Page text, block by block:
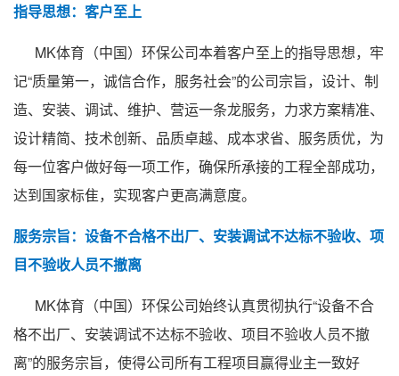
指导思想：客户至上
MK体育（中国）环保公司本着客户至上的指导思想，牢
记“质量第一，诚信合作，服务社会”的公司宗旨，设计、制
造、安装、调试、维护、营运一条龙服务，力求方案精准、
设计精简、技术创新、品质卓越、成本求省、服务质优，为
每一位客户做好每一项工作，确保所承接的工程全部成功，
达到国家标隹，实现客户更高满意度。
服务宗旨：设备不合格不出厂、安装调试不达标不验收、项
目不验收人员不撤离
MK体育（中国）环保公司始终认真贯彻执行“设备不合
格不出厂、安装调试不达标不验收、项目不验收人员不撤
离”的服务宗旨，使得公司所有工程项目赢得业主一致好